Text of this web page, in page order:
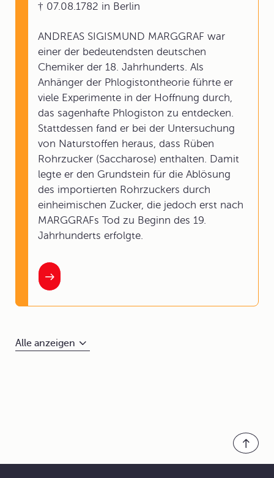
† 07.08.1782 in Berlin
ANDREAS SIGISMUND MARGGRAF war
einer der bedeutendsten deutschen
Chemiker der 18. Jahrhunderts. Als
Anhänger der Phlogistontheorie führte er
viele Experimente in der Hoffnung durch,
das sagenhafte Phlogiston zu entdecken.
Stattdessen fand er bei der Untersuchung
von Naturstoffen heraus, dass Rüben
Rohrzucker (Saccharose) enthalten. Damit
legte er den Grundstein für die Ablösung
des importierten Rohrzuckers durch
einheimischen Zucker, die jedoch erst nach
MARGGRAFs Tod zu Beginn des 19.
Jahrhunderts erfolgte.
Alle anzeigen